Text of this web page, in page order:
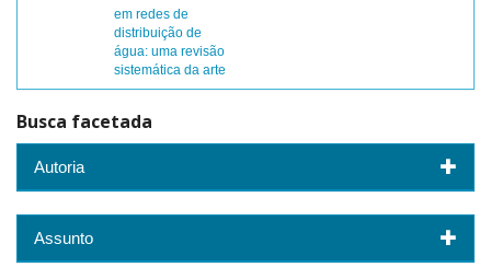
em redes de
distribuição de
água: uma revisão
sistemática da arte
Busca facetada
Autoria
Assunto